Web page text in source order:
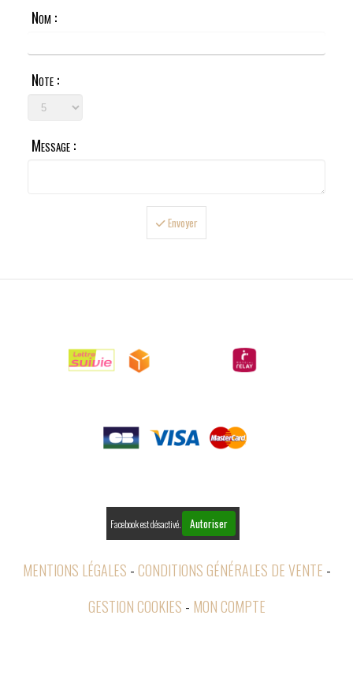
Nom :
Note :
Message :
Envoyer
Facebook est désactivé. Autoriser
MENTIONS LÉGALES CONDITIONS GÉNÉRALES DE VENTE
GESTION COOKIES
MON COMPTE